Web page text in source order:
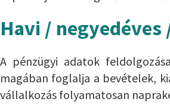
Havi /
A pénzügyi adatok
magában foglalja a bevételek,
vállalkozás folyamatosan